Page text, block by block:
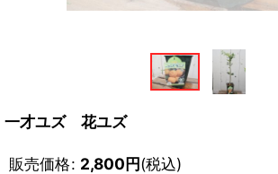
一才ユズ 花ユズ
販売価格: 2,800円(税込)